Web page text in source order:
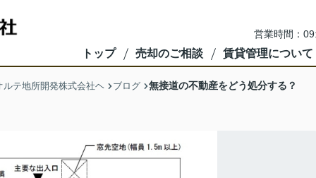
営業時間：
トップ 売却のご相談 賃貸管理について
ルテ地所開発株式会社ヘ ブログ 無接道の不動産をどう処分する？